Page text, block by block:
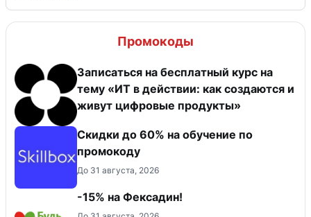
Промокоды
Записаться на бесплатный курс на
тему «ИТ в действии: как создаются и
живут цифровые продукты»
Скидки до 60% на обучение по
промокоду
До 31 августа, 2026
-15% на Фексадин!